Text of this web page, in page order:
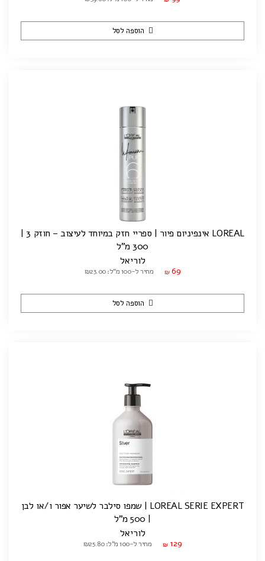
הוספה לסל
LOREAL אינפיניום פיור | ספריי חזק במיוחד לעיצוב – חוזק 3 |
300 מ"ל
לוריאל
₪ 69 מחיר ל-100 מ"ל: ₪23.00
הוספה לסל
LOREAL SERIE EXPERT | שמפו סילבר לשיער אפור ו/או לבן
| 500 מ"ל
לוריאל
₪ 129 מחיר ל-100 מ"ל: ₪25.80